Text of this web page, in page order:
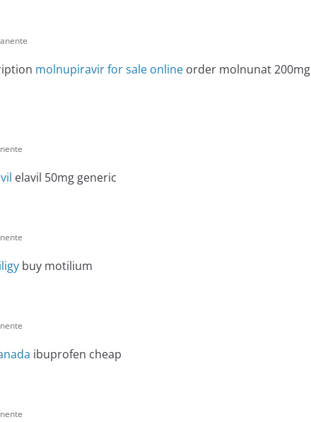
molnupiravir for sale online order molnunat 200mg
elavil 50mg generic
buy motilium
ibuprofen cheap